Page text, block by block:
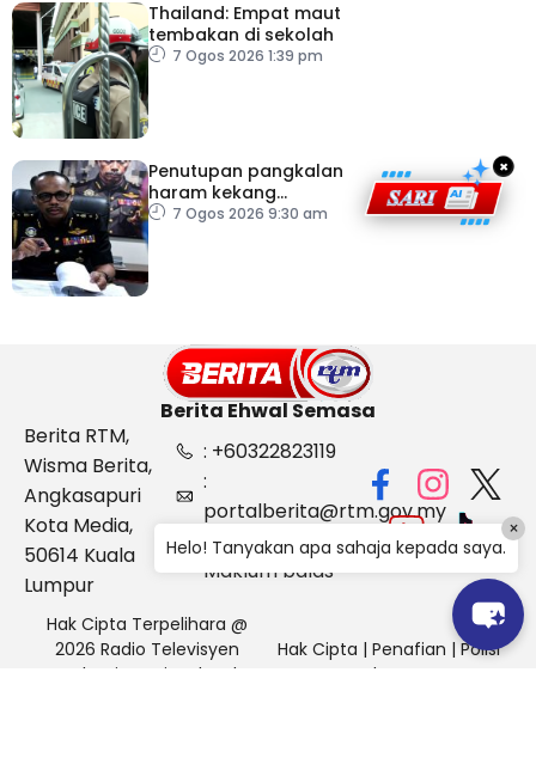
Thailand: Empat maut
tembakan di sekolah
7 Ogos 2026 1:39 pm
Penutupan pangkalan
haram kekang
penyeludupan di
7 Ogos 2026 9:30 am
×
Berita Ehwal Semasa
Berita RTM,
Wisma Berita,
Angkasapuri
Kota Media,
50614 Kuala
Lumpur
: +60322823119
:
portalberita@rtm.gov.my
: Aduan &
Maklum balas
Hak Cipta Terpelihara @
2026 Radio Televisyen
Malaysia, Berita Ehwal
Hak Cipta | Penafian | Polisi
Keselamatan
Helo! Tanyakan apa sahaja kepada saya.
×